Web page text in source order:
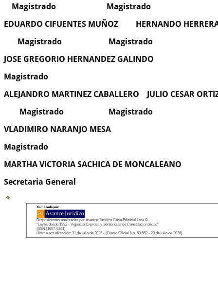
Magistrado Magistrado
EDUARDO CIFUENTES MUÑOZ HERNANDO
Magistrado Magistrado
JOSE GREGORIO HERNANDEZ GALINDO
Magistrado
ALEJANDRO MARTINEZ CABALLERO JULIO CESAR
Magistrado Magistrado
VLADIMIRO NARANJO MESA
Magistrado
MARTHA VICTORIA SACHICA DE MONCALEANO
Secretaria General
Disposiciones analizadas por Avance Jurídico Casa Editorial Ltda.©
"Leyes desde 1992 - Vigencia Expresa y Sentencias de Constitucionalidad"
ISSN [1657-6241]
Última actualización: 31 de julio de 2026 - (Diario Oficial No. 53.562 - 23 de julio de 2026)